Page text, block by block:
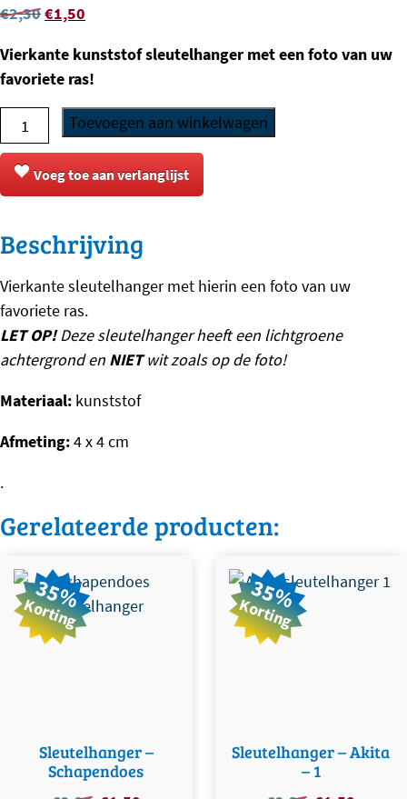
€2,30Oorspronkelijke
was:
€2,30.
€1,50
is:
€1,50.
Vierkante kunststof sleutelhanger met een foto van uw
favoriete ras!
Sleutelhanger
-
Hovawart
-
aantal
Toevoegen aan winkelwagen
Voeg toe aan verlanglijst
Beschrijving
Vierkante sleutelhanger met hierin een foto van uw
favoriete ras.
LET OP!Deze sleutelhanger heeft een lichtgroene
achtergrond en NIETwit zoals op de foto!
Materiaal: kunststof
Afmeting:4 x 4 cm
.
Gerelateerde producten:
35%
Korting
Sleutelhanger –
Schapendoes
35%
Korting
Sleutelhanger – Akita
– 1